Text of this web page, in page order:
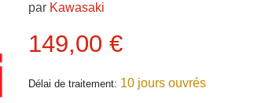
par Kawasaki
Prix actuel
149,00 €
Délai de traitement: 10 jours ouvrés